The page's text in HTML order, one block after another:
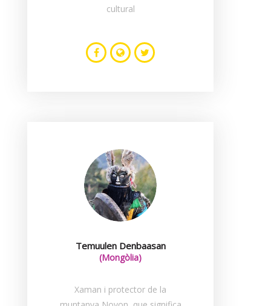
cultural
Temuulen Denbaasan
(Mongòlia)
Xaman i protector de la